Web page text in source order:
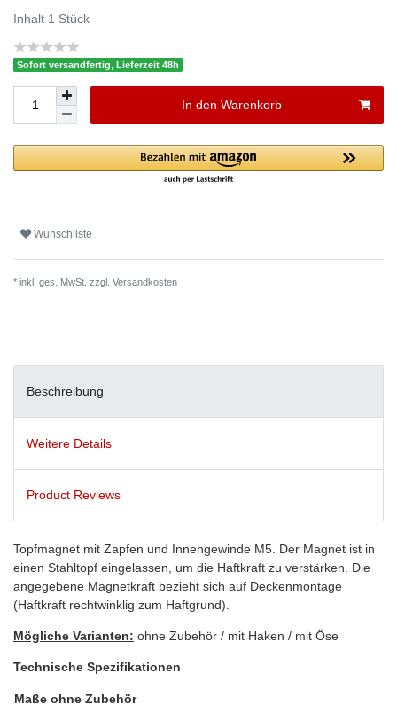
Inhalt 1 Stück
Sofort versandfertig, Lieferzeit 48h
In den Warenkorb
Wunschliste
* inkl. ges. MwSt. zzgl. Versandkosten
Beschreibung
Weitere Details
Product Reviews
Topfmagnet mit Zapfen und Innengewinde M5. Der Magnet ist in
einen Stahltopf eingelassen, um die Haftkraft zu verstärken. Die
angegebene Magnetkraft bezieht sich auf Deckenmontage
(Haftkraft rechtwinklig zum Haftgrund).
Mögliche Varianten: ohne Zubehör / mit Haken / mit Öse
Technische Spezifikationen
Maße ohne Zubehör